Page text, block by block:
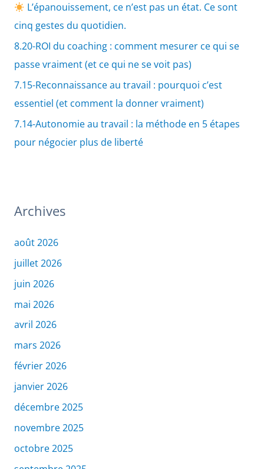
L’épanouissement, ce n’est pas un état. Ce sont
cinq gestes du quotidien.
8.20-ROI du coaching : comment mesurer ce qui se
passe vraiment (et ce qui ne se voit pas)
7.15-Reconnaissance au travail : pourquoi c’est
essentiel (et comment la donner vraiment)
7.14-Autonomie au travail : la méthode en 5 étapes
pour négocier plus de liberté
Archives
août 2026
juillet 2026
juin 2026
mai 2026
avril 2026
mars 2026
février 2026
janvier 2026
décembre 2025
novembre 2025
octobre 2025